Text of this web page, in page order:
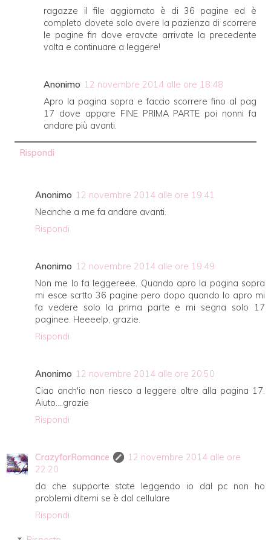
ragazze il file aggiornato è di 36 pagine ed è
completo dovete solo avere la pazienza di scorrere
le pagine fin dove eravate arrivate la precedente
volta e continuare a leggere!
Anonimo 12 novembre 2014 alle ore 18:48
Apro la pagina sopra e faccio scorrere fino al pag
17 dove appare FINE PRIMA PARTE poi nonni fa
andare più avanti.
Rispondi
Anonimo 12 novembre 2014 alle ore 19:41
Neanche a me fa andare avanti.
Rispondi
Anonimo 12 novembre 2014 alle ore 19:49
Non me lo fa leggereee. Quando apro la pagina sopra
mi esce scrtto 36 pagine pero dopo quando lo apro mi
fa vedere solo la prima parte e mi segna solo 17
paginee. Heeeelp, grazie.
Rispondi
Anonimo 12 novembre 2014 alle ore 20:50
Ciao anch'io non riesco a leggere oltre alla pagina 17.
Aiuto....grazie
Rispondi
CrazyforRomance
12 novembre 2014 alle ore
22:20
da che supporte state leggendo io dal pc non ho
problemi ditemi se è dal cellulare
Rispondi